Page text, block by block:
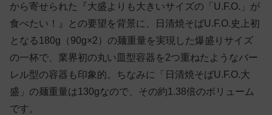
から寄せられた『大盛よりも大きいサイズの「U.F.O.」が
食べたい！』との要望を背景に、日清焼そばU.F.O.史上初
となる180g（90g×2）の麺重量を実現した爆盛りサイズ
の一杯で、業界初の丸い皿型容器を2つ重ねたようなバー
レル型の容器も印象的。ちなみに「日清焼そばU.F.O.大
盛」の麺重量は130gなので、その約1.38倍のボリューム
です。